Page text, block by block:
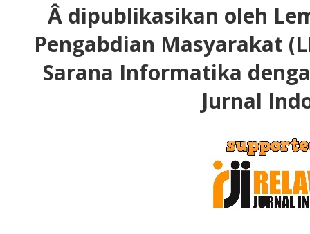
Â dipublikasikan oleh
Pengabdian Masyarakat
Sarana Informatika
Jurnal